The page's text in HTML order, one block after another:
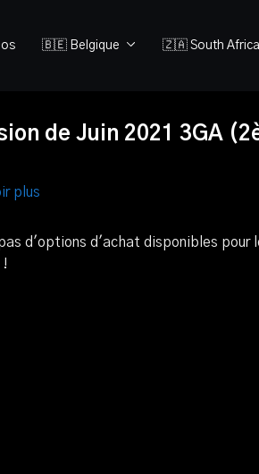
🇧🇪 Belgique 🇿🇦 South Africa
de Juin 2021 3GA
plus
pas d'options d'achat disponibles pour
!